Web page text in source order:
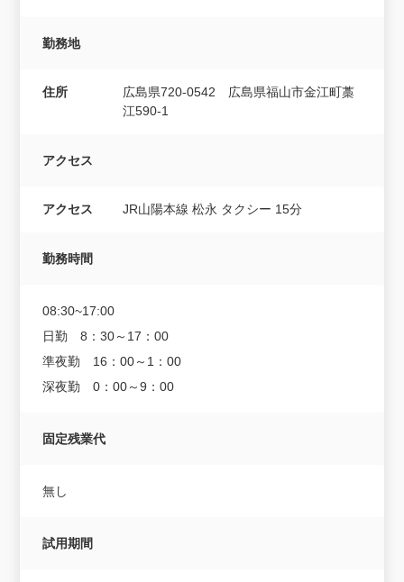
勤務地
住所
広島県720-0542 広島県福山市金江町藁
江590-1
アクセス
アクセス JR山陽本線 松永 タクシー 15分
勤務時間
08:30~17:00
日勤 8：30～17：00
準夜勤 16：00～1：00
深夜勤 0：00～9：00
固定残業代
無し
試用期間